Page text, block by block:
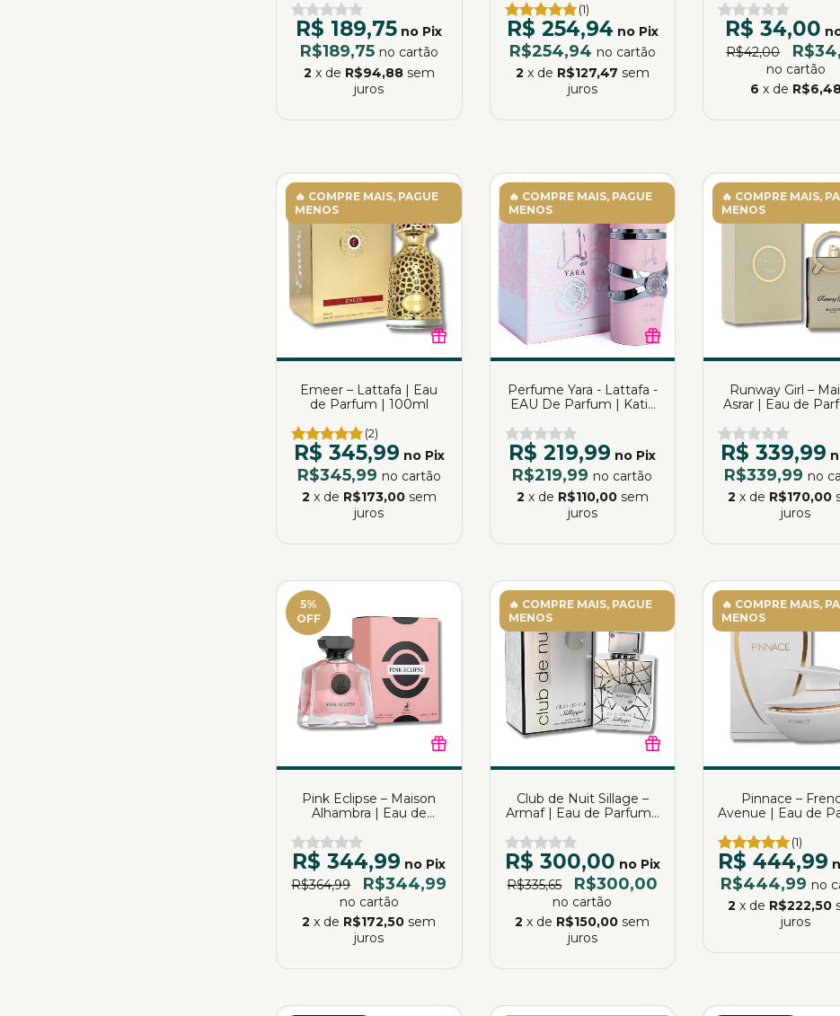
R$ 189,75 no Pix
R$189,75 no cartão
2 x de R$94,88 sem
juros
(1)
R$ 254,94 no Pix
R$254,94 no cartão
2 x de R$127,47 sem
juros
R$ 34,00
R$42,00
no cartão
6 x de
🔥 COMPRE MAIS, PAGUE
MENOS
Emeer – Lattafa | Eau
de Parfum | 100ml
(2)
R$ 345,99 no Pix
R$345,99 no cartão
2 x de R$173,00 sem
juros
🔥 COMPRE MAIS, PAGUE
MENOS
Perfume Yara - Lattafa -
EAU De Parfum | Katia
R$ 219,99 no Pix
R$219,99 no cartão
2 x de R$110,00 sem
juros
🔥 COMPRE MAIS,
MENOS
Runway Girl –
Asrar | Eau de
R$ 339,99
R$339,99 no
2 x de R$170,00
juros
5%
OFF
Pink Eclipse – Maison
Alhambra | Eau de
R$ 344,99 no Pix
R$364,99
R$344,99
no cartão
2 x de R$172,50 sem
juros
🔥 COMPRE MAIS, PAGUE
MENOS
Club de Nuit Sillage –
Armaf | Eau de Parfum |
R$ 300,00 no Pix
R$335,65
R$300,00
no cartão
2 x de R$150,00 sem
juros
🔥 COMPRE MAIS,
MENOS
Pinnace –
Avenue | Eau de
(1)
R$ 444,99
R$444,99 no
2 x de R$222,50
juros